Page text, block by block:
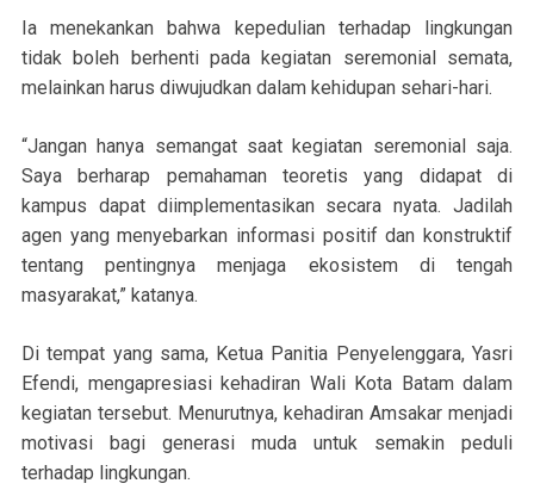
Ia menekankan bahwa kepedulian terhadap lingkungan
tidak boleh berhenti pada kegiatan seremonial semata,
melainkan harus diwujudkan dalam kehidupan sehari-hari.
“Jangan hanya semangat saat kegiatan seremonial saja.
Saya berharap pemahaman teoretis yang didapat di
kampus dapat diimplementasikan secara nyata. Jadilah
agen yang menyebarkan informasi positif dan konstruktif
tentang pentingnya menjaga ekosistem di tengah
masyarakat,” katanya.
Di tempat yang sama, Ketua Panitia Penyelenggara, Yasri
Efendi, mengapresiasi kehadiran Wali Kota Batam dalam
kegiatan tersebut. Menurutnya, kehadiran Amsakar menjadi
motivasi bagi generasi muda untuk semakin peduli
terhadap lingkungan.